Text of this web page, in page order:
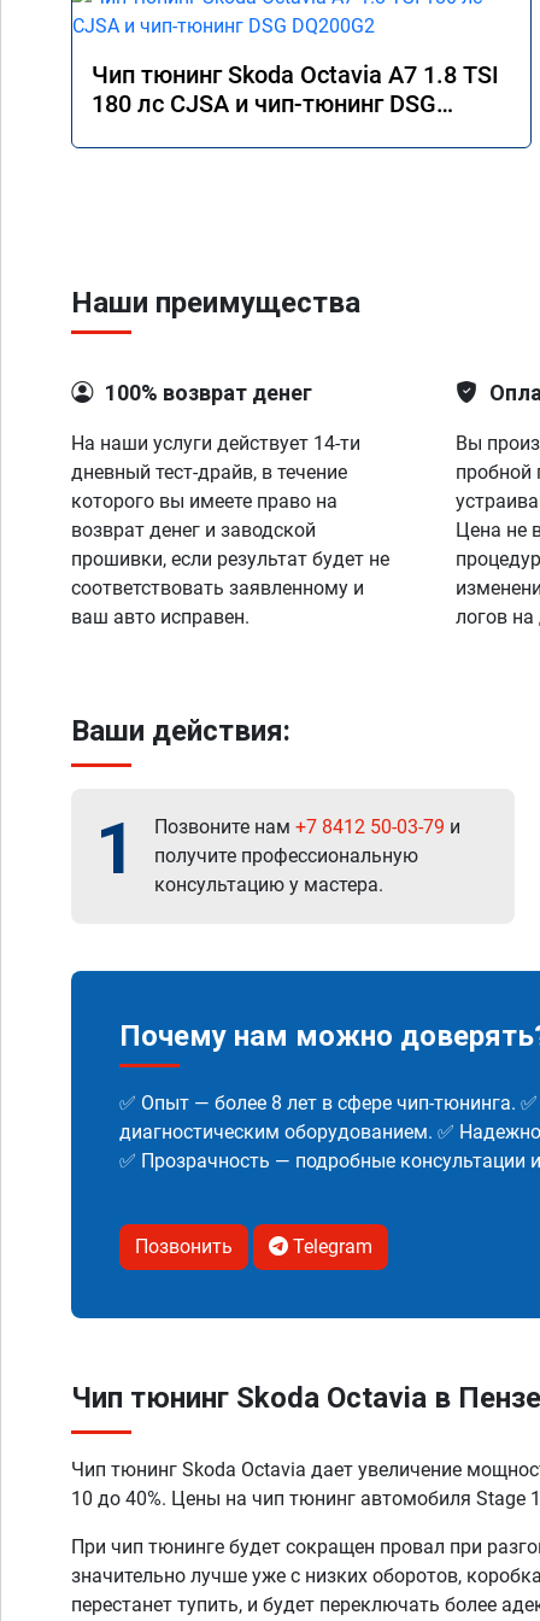
Чип тюнинг Skoda Octavia A7 1.8 TSI
180 лс CJSA и чип-тюнинг DSG
Наши преимущества
100% возврат денег
На наши услуги действует 14-ти
дневный тест-драйв, в течение
которого вы имеете право на
возврат денег и заводской
прошивки, если результат будет не
соответствовать заявленному и
ваш авто исправен.
Вы
пробной
Цена не
логов на
Ваши действия:
1 Позвоните нам +7 8412 50-03-79 и
получите профессиональную
консультацию у мастера.
Почему нам можно
✅ Опыт — более 8 лет в сфере чип-тюнинга.
диагностическим оборудованием. ✅
✅ Прозрачность — подробные консультации
Позвонить Telegram
Чип тюнинг Skoda Octavia в Пензе
Чип тюнинг Skoda Octavia дает увеличение
10 до 40%. Цены на чип тюнинг автомобиля Stage
При чип тюнинге будет сокращен провал при
значительно лучше уже с низких оборотов,
перестанет тупить, и будет переключать более